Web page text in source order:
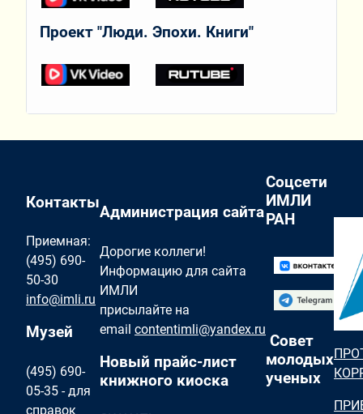
Проект "Люди. Эпохи. Книги"
Контакты
Приемная:
(495) 690-
50-30
info@imli.ru
Музей
(495) 690-
05-35 - для
справок
Администрация сайта
Дорогие коллеги!
Информацию для сайта
ИМЛИ
присылайте на
email contentimli@yandex.ru
Новый прайс-лист
книжного киоска
Соцсети
ИМЛИ
РАН
Совет
молодых
ученых